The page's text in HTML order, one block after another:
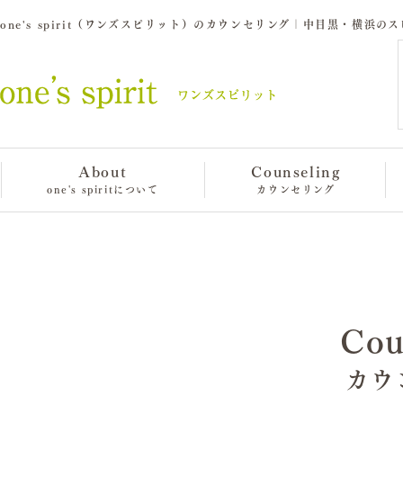
one's spirit（ワンズスピリット）のカウンセリング｜中目黒・横浜のス
About
one's spiritについて
Counseling
カウンセリング
カ